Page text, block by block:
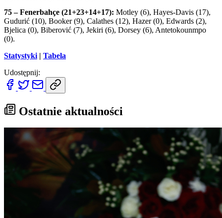
75 – Fenerbahçe (21+23+14+17): Motley (6), Hayes-Davis (17),
Gudurić (10), Booker (9), Calathes (12), Hazer (0), Edwards (2),
Bjelica (0), Biberović (7), Jekiri (6), Dorsey (6), Antetokounmpo
(0).
Statystyki | Tabela
Udostępnij:
Ostatnie aktualności